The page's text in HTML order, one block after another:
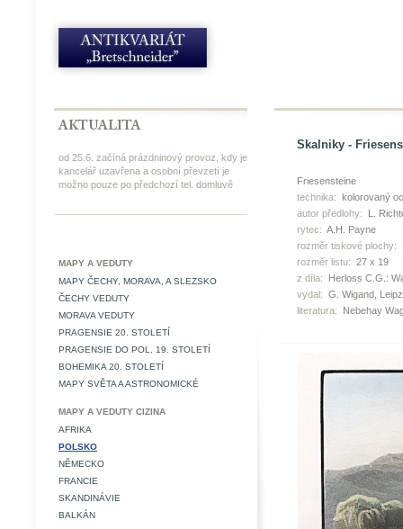
od 25.6. začíná prázdninový provoz, kdy je
kancelář uzavřena a osobní převzetí je
možno pouze po předchozí tel. domluvě
MAPY A VEDUTY
MAPY ČECHY, MORAVA, A SLEZSKO
ČECHY VEDUTY
MORAVA VEDUTY
PRAGENSIE 20. STOLETÍ
PRAGENSIE DO POL. 19. STOLETÍ
BOHEMIKA 20. STOLETÍ
MAPY SVĚTA A ASTRONOMICKÉ
MAPY A VEDUTY CIZINA
AFRIKA
POLSKO
NĚMECKO
FRANCIE
SKANDINÁVIE
BALKÁN
Skalniky -
Friesensteine
technika: kolorovaný
autor předlohy:
L.
rytec: A.H. Payne
rozměr tiskové plochy:
rozměr listu: 27 x 19
z díla:
Herloss C.G.:
vydal: G. Wigand,
literatura:
Nebehay